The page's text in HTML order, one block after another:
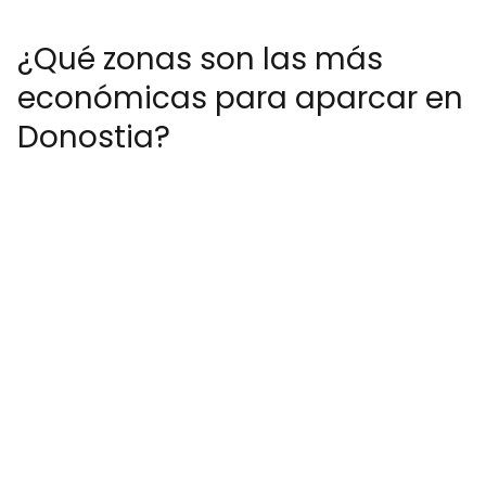
¿Qué zonas son las más
económicas para aparcar en
Donostia?